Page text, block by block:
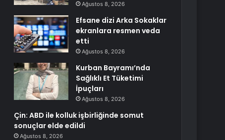
Ağustos 8, 2026
Efsane dizi Arka Sokaklar
ekranlara resmen veda
etti
Ağustos 8, 2026
Kurban Bayramı’nda
Sağlıklı Et Tüketimi
İpuçları
Ağustos 8, 2026
Çin: ABD ile kolluk işbirliğinde somut
sonuçlar elde edildi
Ağustos 8, 2026